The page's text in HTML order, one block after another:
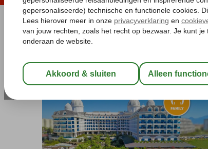
Pakketgarantie Laagsteprijsgarantie*
Home
Turkije Turkse Riviera
Adalya Elite Lara Hotel
Ultra All Inclusive-Hotel